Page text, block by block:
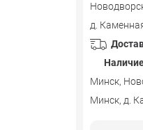
д.
Минск,
Минск, д.